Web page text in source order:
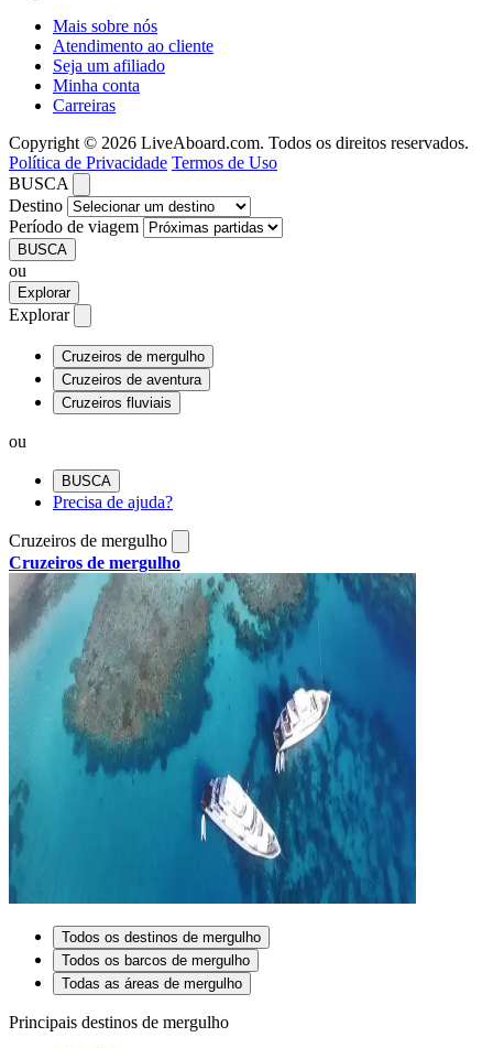
Mais sobre nós
Atendimento ao cliente
Seja um afiliado
Minha conta
Carreiras
Copyright © 2026 LiveAboard.com. Todos os direitos reservados.
Política de Privacidade Termos de Uso
BUSCA
Destino
Período de viagem
BUSCA
ou
Explorar
Explorar
Cruzeiros de mergulho
Cruzeiros de aventura
Cruzeiros fluviais
ou
BUSCA
Precisa de ajuda?
Cruzeiros de mergulho
Cruzeiros de mergulho
Todos os destinos de mergulho
Todos os barcos de mergulho
Todas as áreas de mergulho
Principais destinos de mergulho